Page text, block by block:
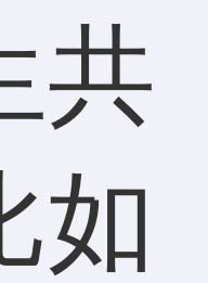
共
如